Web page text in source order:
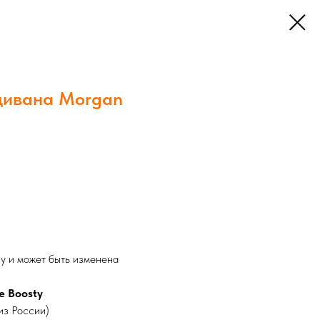
Morgan
и может быть изменена
Boosty
России)